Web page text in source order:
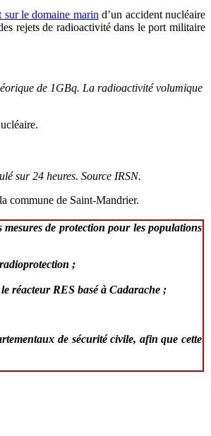
sur le domaine marin d’un accident nucléaire
rejets de radioactivité dans le port militaire
de 1GBq. La radioactivité volumique
sur 24 heures. Source IRSN.
commune de Saint-Mandrier.
de protection pour les populations
;
réacteur RES basé à Cadarache ;
de sécurité civile, afin que cette